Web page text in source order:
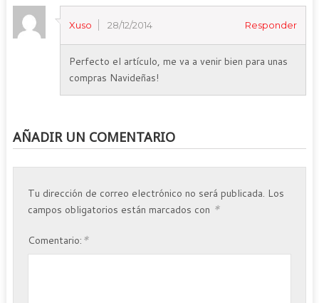
Xuso 28/12/2014 Responder
Perfecto el artículo, me va a venir bien para unas
compras Navideñas!
AÑADIR UN COMENTARIO
Tu dirección de correo electrónico no será publicada. Los
campos obligatorios están marcados con *
Comentario: *